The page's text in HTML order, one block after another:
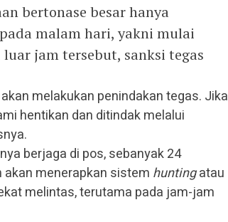
bertonase besar hanya
malam hari, yakni mulai
jam tersebut, sanksi tegas
melakukan penindakan tegas. Jika
hentikan dan ditindak melalui
berjaga di pos, sebanyak 24
menerapkan sistem huntingatau
melintas, terutama pada jam-jam